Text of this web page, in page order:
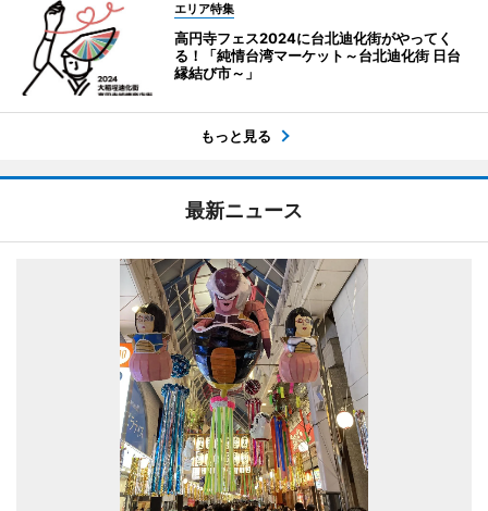
エリア特集
高円寺フェス2024に台北迪化街がやってく
る！「純情台湾マーケット～台北迪化街 日台
縁結び市～」
もっと見る
最新ニュース